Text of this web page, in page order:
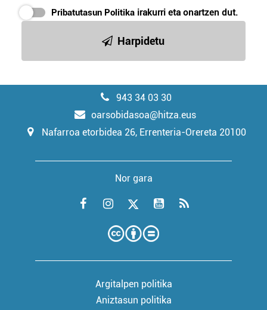
Pribatutasun Politika irakurri eta onartzen dut.
Harpidetu
943 34 03 30
oarsobidasoa@hitza.eus
Nafarroa etorbidea 26, Errenteria-Orereta 20100
Nor gara
Argitalpen politika
Aniztasun politika